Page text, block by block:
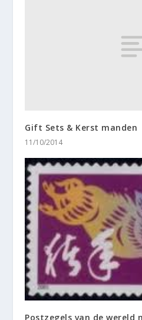
Gift Sets & Kerst manden
11/10/2014
Postzegels van de wereld